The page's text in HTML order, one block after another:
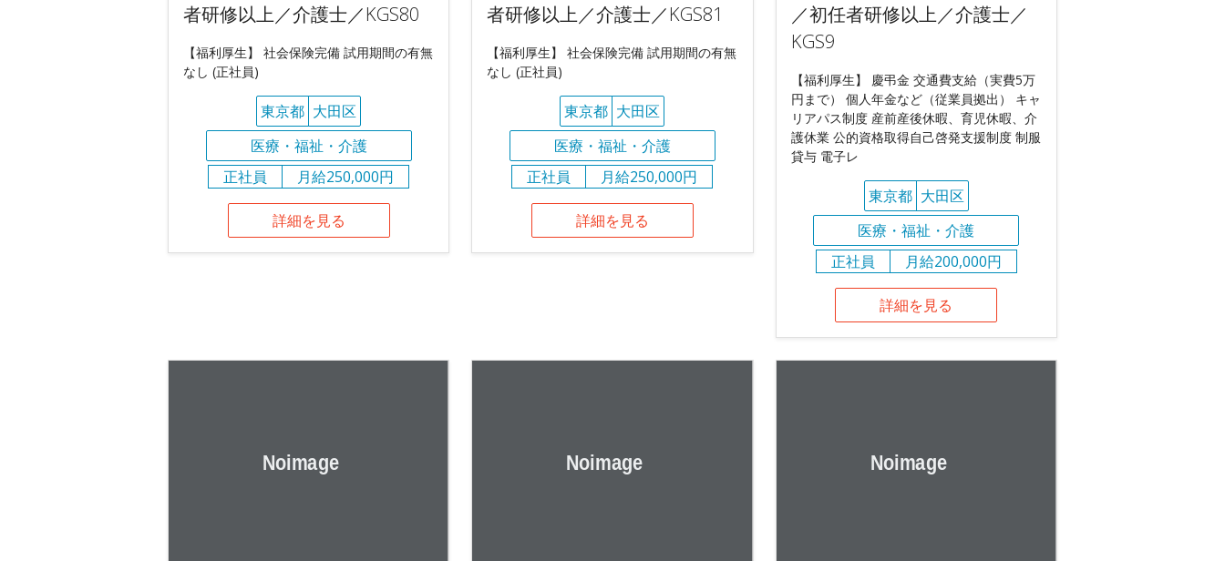
者研修以上／介護士／KGS80
【福利厚生】 社会保険完備 試用期間の有無
なし (正社員)
東京都 大田区
医療・福祉・介護
正社員
月給250,000円
詳細を見る
者研修以上／介護士／KGS81
【福利厚生】 社会保険完備 試用期間の有無
なし (正社員)
東京都 大田区
医療・福祉・介護
正社員
月給250,000円
詳細を見る
／初任者研修以上／介護士／
KGS9
【福利厚生】 慶弔金 交通費支給（実費5万
円まで） 個人年金など（従業員拠出） キャ
リアパス制度 産前産後休暇、育児休暇、介
護休業 公的資格取得自己啓発支援制度 制服
貸与 電子レ
東京都 大田区
医療・福祉・介護
正社員
月給200,000円
詳細を見る